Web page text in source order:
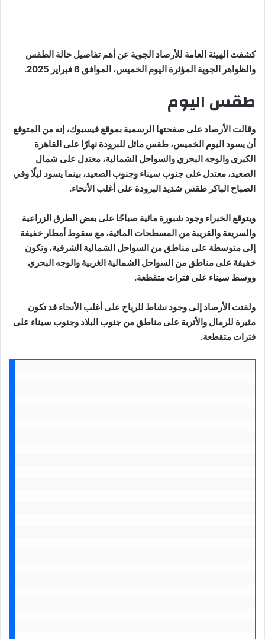
كشفت الهيئة العامة للأرصاد الجوية عن أهم تفاصيل حالة الطقس
والظواهر الجوية المؤثرة اليوم الخميس، الموافق 6 فبراير 2025.
طقس اليوم
وقالت الأرصاد على صفحتها الرسمية بموقع فيسبوك، إنه من المتوقع
أن يسود اليوم الخميس، طقس مائل للبرودة نهارًا على القاهرة
الكبرى والوجه البحري والسواحل الشمالية، معتدل على شمال
الصعيد، معتدل على جنوب سيناء وجنوب الصعيد، بينما يسود ليلًا وفي
الصباح الباكر طقس شديد البرودة على أغلب الأنحاء.
ويتوقع الخبراء وجود شبورة مائية صباحًا على بعض الطرق الزراعية
والسريعة والقريبة من المسطحات المائية، مع سقوط أمطار خفيفة
إلى متوسطة على مناطق من السواحل الشمالية الشرقية، وتكون
خفيفة على مناطق من السواحل الشمالية الغربية والوجه البحري
ووسط سيناء على فترات متقطعة.
ولفتت الأرصاد إلى وجود نشاط للرياح على أغلب الأنحاء قد تكون
مثيرة للرمال والأتربة على مناطق من جنوب البلاد وجنوب سيناء على
فترات متقطعة.